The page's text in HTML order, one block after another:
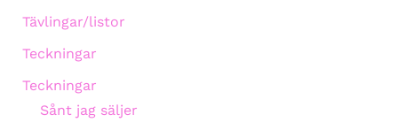
Tävlingar/listor
Teckningar
Teckningar
Sånt jag säljer